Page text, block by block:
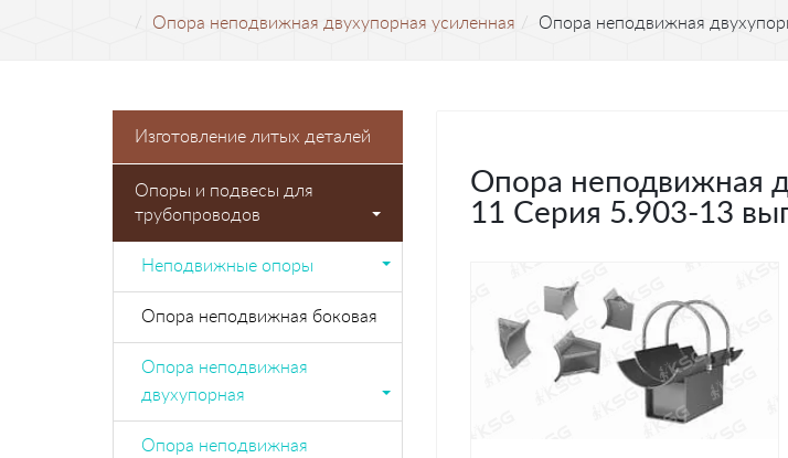
Опора неподвижная двухупорная усиленная
Опора неподвижная
Изготовление литых деталей
Опоры и подвесы для
трубопроводов
Неподвижные опоры
Опора неподвижная боковая
Опора неподвижная
двухупорная
Опора неподвижная
Опора неподвижная
11 Серия 5.903-13